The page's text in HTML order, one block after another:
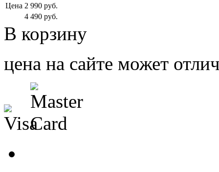
Цена 2 990 руб.
4 490 руб.
В корзину
цена на сайте может